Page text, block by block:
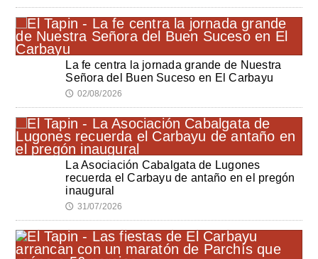
La fe centra la jornada grande de Nuestra
Señora del Buen Suceso en El Carbayu
🕔 02/08/2026
La Asociación Cabalgata de Lugones
recuerda el Carbayu de antaño en el pregón
inaugural
🕔 31/07/2026